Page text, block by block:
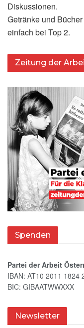
Diskussionen.
Getränke und
einfach bei Top 2.
Zeitung der
Spenden
Partei der Arbeit
IBAN: AT10 2011 1824
BIC: GIBAATWWXXX
Newsletter